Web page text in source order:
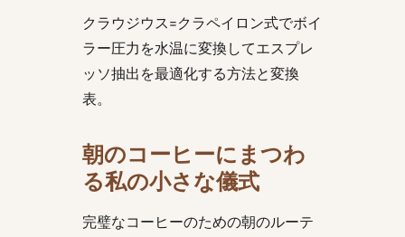
クラウジウス=クラペイロン式でボイ
ラー圧力を水温に変換してエスプレ
ッソ抽出を最適化する方法と変換
表。
朝のコーヒーにまつわ
る私の小さな儀式
完璧なコーヒーのための朝のルーテ